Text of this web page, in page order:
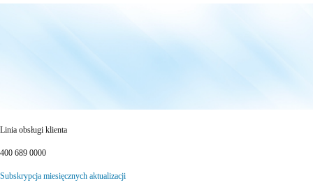
Linia obsługi klienta
400 689 0000
Subskrypcja miesięcznych aktualizacji